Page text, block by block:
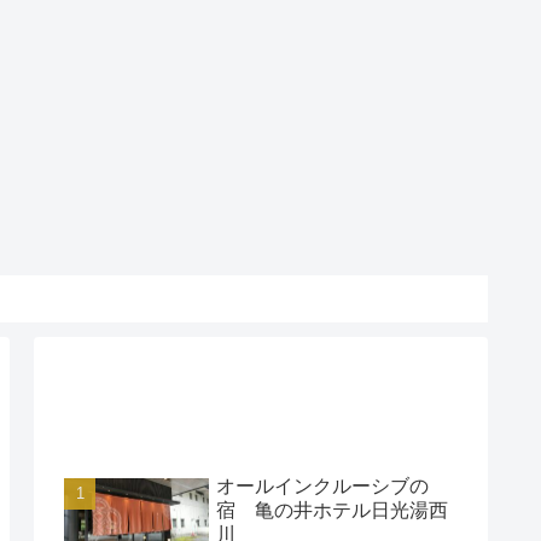
オールインクルーシブの
宿 亀の井ホテル日光湯西
川